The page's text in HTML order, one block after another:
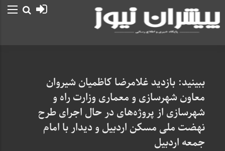
ببینید: بازدید غلامرضا کاظمیان شیروان
معاون شهرسازی و معماری وزارت راه و
شهرسازی از پروژه‌های در حال اجرای طرح
نهضت ملی مسکن اردبیل و دیدار با امام
جمعه اردبیل